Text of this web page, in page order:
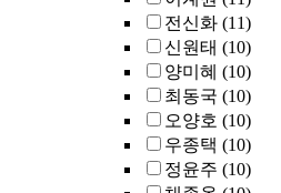
전신화 (11)
신원태 (10)
양미혜 (10)
최동국 (10)
오양호 (10)
우종택 (10)
정윤주 (10)